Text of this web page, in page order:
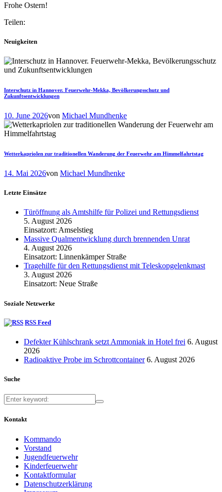
Frohe Ostern!
Teilen:
Neuigkeiten
Interschutz in Hannover. Feuerwehr-Mekka, Bevölkerungsschutz und
Zukunftsentwicklungen
10. June 2026von Michael Mundhenke
Wetterkapriolen zur traditionellen Wanderung der Feuerwehr am Himmelfahrtstag
14. Mai 2026von Michael Mundhenke
Letzte Einsätze
Türöffnung als Amtshilfe für Polizei und Rettungsdienst
5. August 2026
Einsatzort: Amselstieg
Massive Qualmentwicklung durch brennenden Unrat
4. August 2026
Einsatzort: Linnenkämper Straße
Tragehilfe für den Rettungsdienst mit Teleskopgelenkmast
3. August 2026
Einsatzort: Neue Straße
Soziale Netzwerke
RSS Feed
Defekter Kühlschrank setzt Ammoniak in Hotel frei 6. August
2026
Radioaktive Probe im Schrottcontainer 6. August 2026
Suche
Kontakt
Kommando
Vorstand
Jugendfeuerwehr
Kinderfeuerwehr
Kontaktformular
Datenschutzerklärung